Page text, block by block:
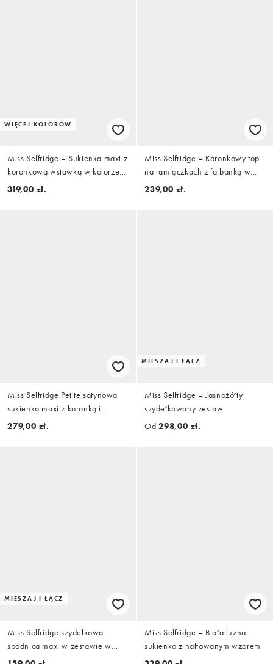
WIĘCEJ KOLORÓW
Miss Selfridge – Sukienka maxi z
koronkową wstawką w kolorze
kości słoniowej
319,00 zł.
Miss Selfridge – Koronkowy top
na ramiączkach z falbanką w
kolorze ecru
239,00 zł.
Miss Selfridge Petite satynowa
sukienka maxi z koronką i
dekoltem w kształcie litery V w
279,00 zł.
MIESZAJ I ŁĄCZ
Miss Selfridge – Jasnożółty
szydełkowany zestaw
Od 298,00 zł.
MIESZAJ I ŁĄCZ
Miss Selfridge szydełkowa
spódnica maxi w zestawie w
kolorze butter yellow
Miss Selfridge – Biała luźna
sukienka z haftowanym wzorem